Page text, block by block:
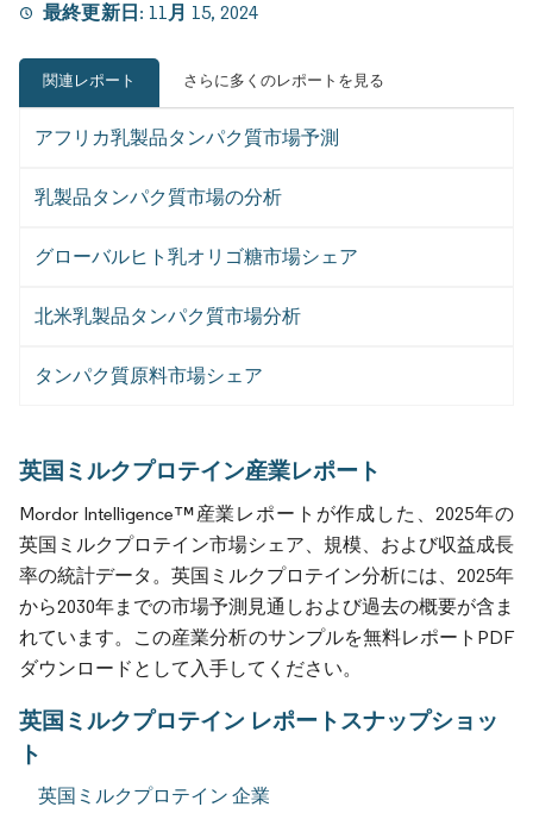
最終更新日: 11月 15, 2024
関連レポート さらに多くのレポートを見る
アフリカ乳製品タンパク質市場予測
乳製品タンパク質市場の分析
グローバルヒト乳オリゴ糖市場シェア
北米乳製品タンパク質市場分析
タンパク質原料市場シェア
英国ミルクプロテイン産業レポート
Mordor Intelligence™産業レポートが作成した、2025年の
英国ミルクプロテイン市場シェア、規模、および収益成長
率の統計データ。英国ミルクプロテイン分析には、2025年
から2030年までの市場予測見通しおよび過去の概要が含ま
れています。この産業分析のサンプルを無料レポートPDF
ダウンロードとして入手してください。
英国ミルクプロテイン レポートスナップショッ
ト
英国ミルクプロテイン 企業